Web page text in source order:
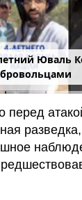
Юваль
перед